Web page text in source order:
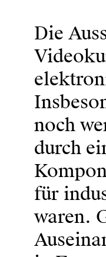
Die
noch
durch
für
waren.